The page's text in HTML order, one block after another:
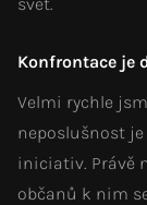
Konfrontace je
Velmi rychle
neposlušnost
iniciativ. Právě
občanů k nim